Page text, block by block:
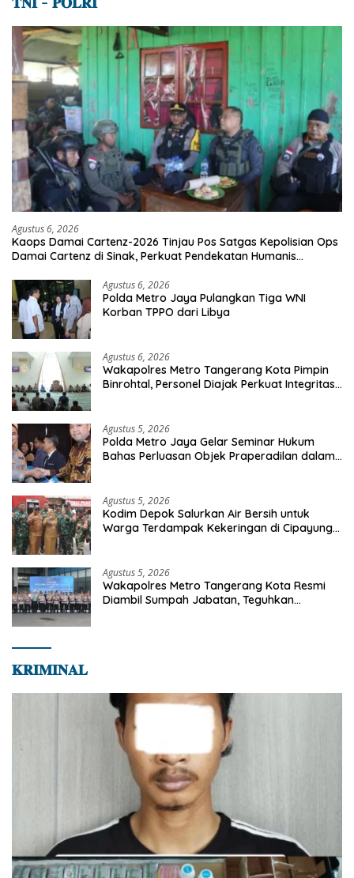
Agustus 6, 2026
Kaops Damai Cartenz-2026 Tinjau Pos Satgas Kepolisian Ops
Damai Cartenz di Sinak, Perkuat Pendekatan Humanis
Agustus 6, 2026
Polda Metro Jaya Pulangkan Tiga WNI
Korban TPPO dari Libya
Agustus 6, 2026
Wakapolres Metro Tangerang Kota Pimpin
Binrohtal, Personel Diajak Perkuat Integritas
Agustus 5, 2026
Polda Metro Jaya Gelar Seminar Hukum
Bahas Perluasan Objek Praperadilan dalam
Agustus 5, 2026
Kodim Depok Salurkan Air Bersih untuk
Warga Terdampak Kekeringan di Cipayung
Agustus 5, 2026
Wakapolres Metro Tangerang Kota Resmi
Diambil Sumpah Jabatan, Teguhkan
𝐊𝐑𝐈𝐌𝐈𝐍𝐀𝐋